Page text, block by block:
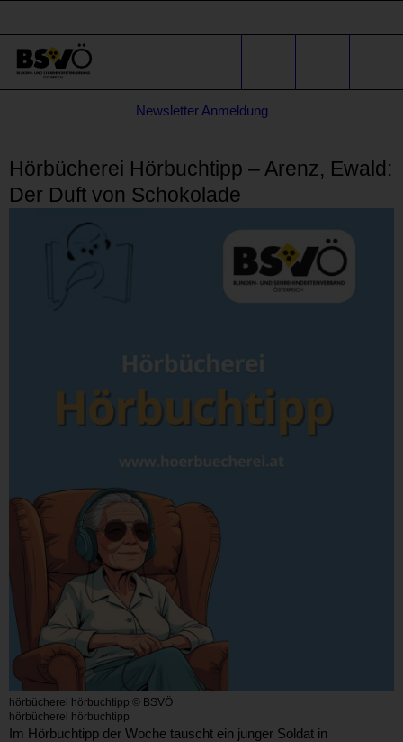
Stichwortsuche
Newsletter Anmeldung
Hörbücherei Hörbuchtipp – Arenz, Ewald:
Der Duft von Schokolade
hörbücherei hörbuchtipp © BSVÖ
hörbücherei hörbuchtipp
Im Hörbuchtipp der Woche tauscht ein junger Soldat in